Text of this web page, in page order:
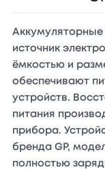
источник
ёмкостью и
обеспечивают
устройств.
питания
прибора.
бренда GP,
полностью